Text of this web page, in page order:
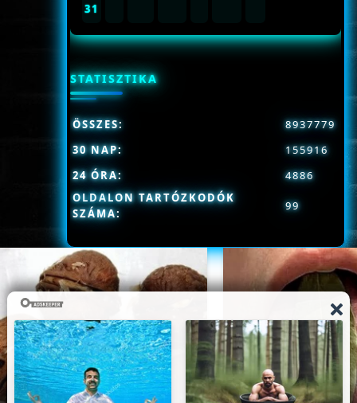
31
STATISZTIKA
OLDALON TARTÓZKODÓK
SZÁMA:
99
ÖSSZES:
8937779
30 NAP:
155916
24 ÓRA:
4886